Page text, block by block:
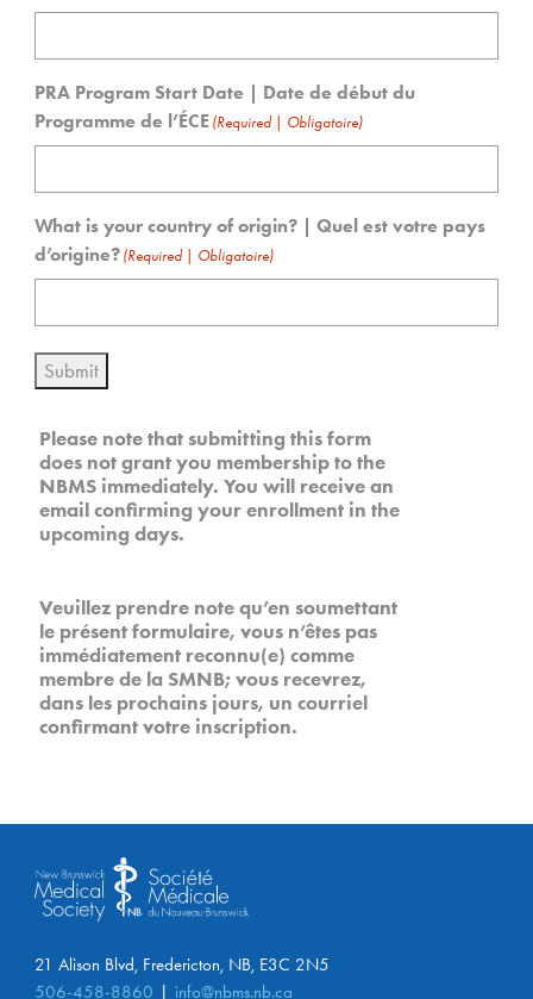
PRA Program Start Date | Date de début du
Programme de l’ÉCE (Required | Obligatoire)
What is your country of origin? | Quel est votre pays
d’origine? (Required | Obligatoire)
Submit
Please note that submitting this form
does not grant you membership to the
NBMS immediately. You will receive an
email confirming your enrollment in the
upcoming days.
Veuillez prendre note qu’en soumettant
le présent formulaire, vous n’êtes pas
immédiatement reconnu(e) comme
membre de la SMNB; vous recevrez,
dans les prochains jours, un courriel
confirmant votre inscription.
21 Alison Blvd, Fredericton, NB, E3C 2N5
506-458-8860
info@nbms.nb.ca